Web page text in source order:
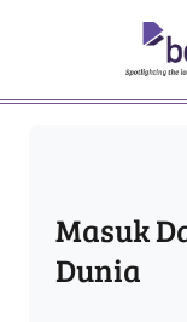
Masuk
Dunia